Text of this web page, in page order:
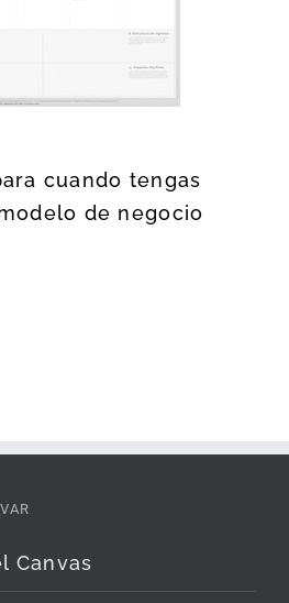
cuando tengas
de negocio
Canvas